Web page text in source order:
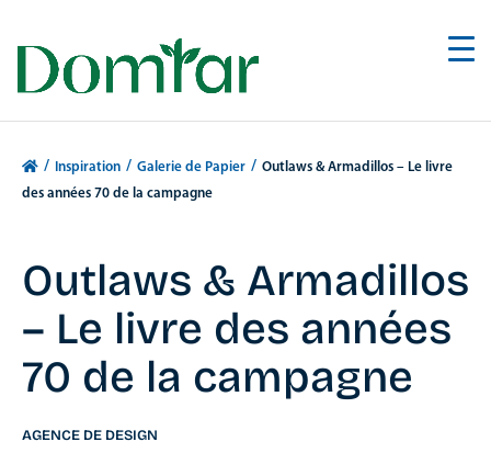
/ Inspiration / Galerie de Papier / Outlaws & Armadillos – Le livre
des années 70 de la campagne
Outlaws & Armadillos
– Le livre des années
70 de la campagne
AGENCE DE DESIGN